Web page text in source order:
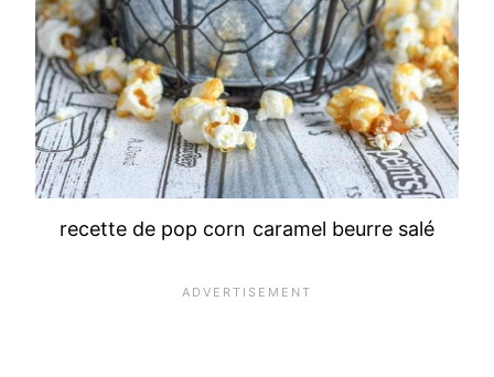
recette de pop corn caramel beurre salé